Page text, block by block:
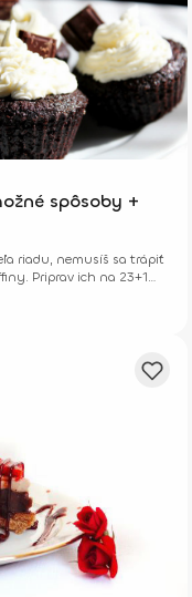
spôsoby +
riadu, nemusíš sa trápiť
Priprav ich na 23+1